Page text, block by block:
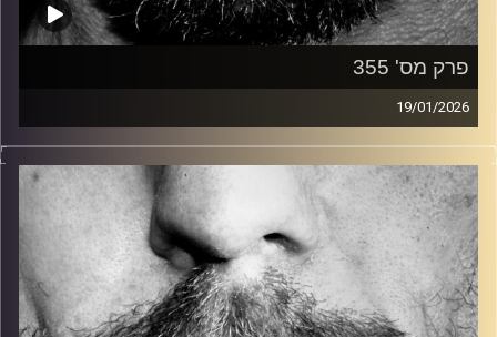
פרק מס' 355
19/01/2026
זיפים, מוזיקה מחוספסת של הופעות חיות. הרבה ג'אם, רוק,
בלוז, bluegrass, ג'אז, Fאנק, פרוגרסיב ואפילו אלקטרוניקה.
כל מה שחי, אמיתי ונושם.
עם שמוליק רגב.
קרדיט תמונות: David Goehring